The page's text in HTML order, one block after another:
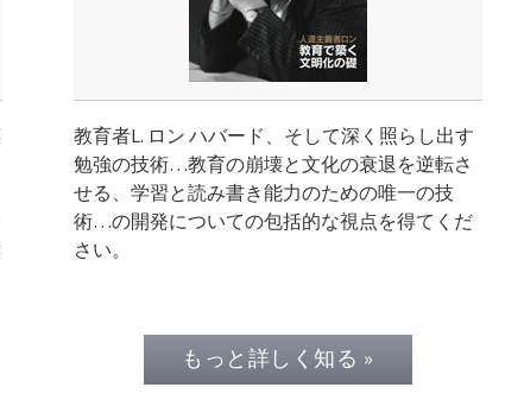
教育者L. ロン ハバード、そして深く照らし出す
勉強の技術…教育の崩壊と文化の衰退を逆転さ
せる、学習と読み書き能力のための唯一の技
術…の開発についての包括的な視点を得てくだ
さい。
もっと詳しく知る »